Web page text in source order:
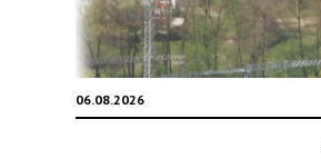
06.08.2026